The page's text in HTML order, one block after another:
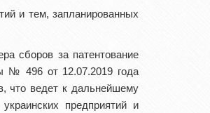
и тем, запланированных
сборов за патентование
№ 496 от 12.07.2019 года
что ведет к дальнейшему
предприятий и